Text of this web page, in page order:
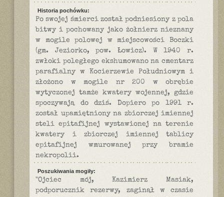
Historia pochówku:
Po swojej śmierci został podniesiony z pola
bitwy i pochowany jako żołnierz nieznany
w mogile polowej w miejscowości Boczki
(gm. Jeziorko, pow. Łowicz). W 1940 r.
zwłoki poległego ekshumowano na cmentarz
parafialny w Kocierzewie Południowym i
złożono w mogile nr 200 w obrębie
wytyczonej tamże kwatery wojennej, gdzie
spoczywają do dziś. Dopiero po 1991 r.
został upamiętniony na zbiorczej imiennej
steli epitafijnej wystawionej na terenie
kwatery i zbiorczej imiennej tablicy
epitafijnej wmurowanej przy bramie
nekropolii.
Poszukiwania mogiły:
"Ojciec mój, Kazimierz Masiak,
podporucznik rezerwy, zaginął w czasie